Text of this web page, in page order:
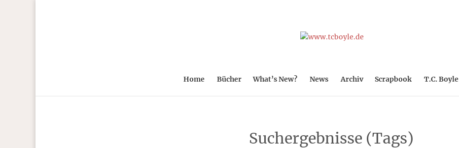
Home Bücher What’s New? News Archiv Scrapbook T.C. Boyle
Suchergebnisse (Tags)